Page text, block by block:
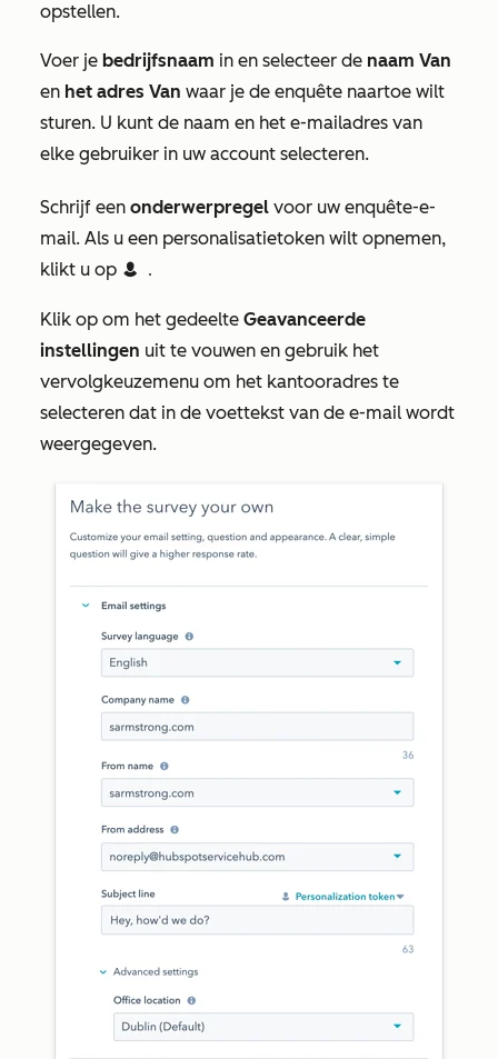
opstellen.
Voer je bedrijfsnaam in en selecteer de naam Van
en het adres Van waar je de enquête naartoe wilt
sturen. U kunt de naam en het e-mailadres van
elke gebruiker in uw account selecteren.
Schrijf een onderwerpregel voor uw enquête-e-
mail. Als u een personalisatietoken wilt opnemen,
klikt u op contacts .
Klik op om het gedeelte Geavanceerde
instellingen uit te vouwen en gebruik het
vervolgkeuzemenu om het kantooradres te
selecteren dat in de voettekst van de e-mail wordt
weergegeven.